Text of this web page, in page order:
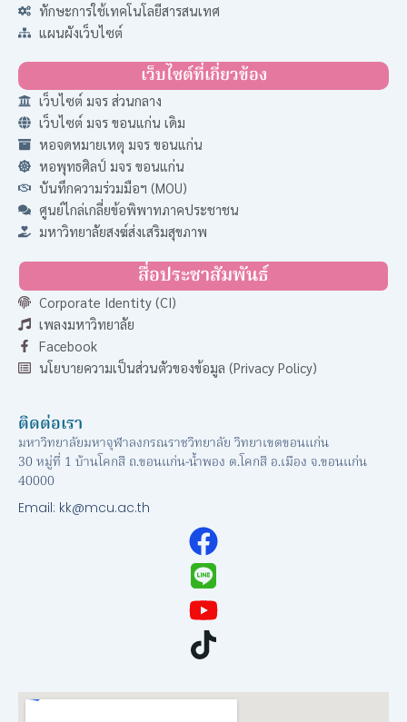
ทักษะการใช้เทคโนโลยีสารสนเทศ
แผนผังเว็บไซต์
เว็บไซต์ที่เกี่ยวข้อง
เว็บไซต์ มจร ส่วนกลาง
เว็บไซต์ มจร ขอนแก่น เดิม
หอจดหมายเหตุ มจร ขอนแก่น
หอพุทธศิลป์ มจร ขอนแก่น
บันทึกความร่วมมือฯ (MOU)
ศูนย์ไกล่เกลี่ยข้อพิพาทภาคประชาชน
มหาวิทยาลัยสงฆ์ส่งเสริมสุขภาพ
สื่อประชาสัมพันธ์
Corporate Identity (CI)
เพลงมหาวิทยาลัย
Facebook
นโยบายความเป็นส่วนตัวของข้อมูล (Privacy Policy)
ติดต่อเรา
มหาวิทยาลัยมหาจุฬาลงกรณราชวิทยาลัย วิทยาเขตขอนแก่น
30 หมู่ที่ 1 บ้านโคกสี ถ.ขอนแก่น-น้ำพอง ต.โคกสี อ.เมือง จ.ขอนแก่น
40000
Email: kk@mcu.ac.th